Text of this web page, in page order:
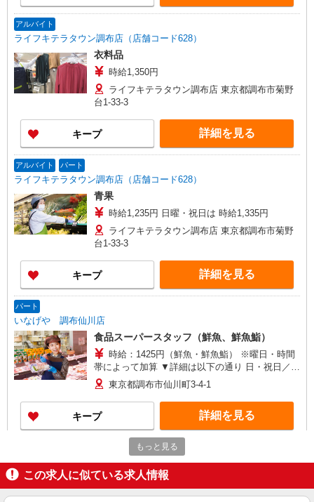
アルバイト
ライフキテラタウン調布店（店舗コード628）
衣料品
時給1,350円
ライフキテラタウン調布店 東京都調布市菊野
台1-33-3
キープ 詳細を見る
アルバイト パート
ライフキテラタウン調布店（店舗コード628）
青果
時給1,235円 日曜・祝日は 時給1,335円
ライフキテラタウン調布店 東京都調布市菊野
台1-33-3
キープ 詳細を見る
パート
いなげや 調布仙川店
食品スーパースタッフ（鮮魚、鮮魚鮨）
時給：1425円（鮮魚・鮮魚鮨） ※曜日・時間
帯によって加算 ▼詳細は以下の通り 日・祝日／時
給125円増 ★学生以外の長期希望の方はパート対
象です。 ★職種を限定しての募集のため、勤務時
間・曜日の項目をご確認ください。
東京都調布市仙川町3-4-1
キープ 詳細を見る
いなげや 調布仙川店
食品スーパースタッフ（一般食品）
大学・専門学生／時給1250円〜 高校生／時給
もっと見る
この求人に似ている求人情報